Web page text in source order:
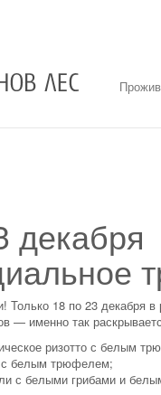
декабря
Только 18 по 23 декабря
— именно так
ризотто с белым
с белым трюфелем;
с белыми грибами и